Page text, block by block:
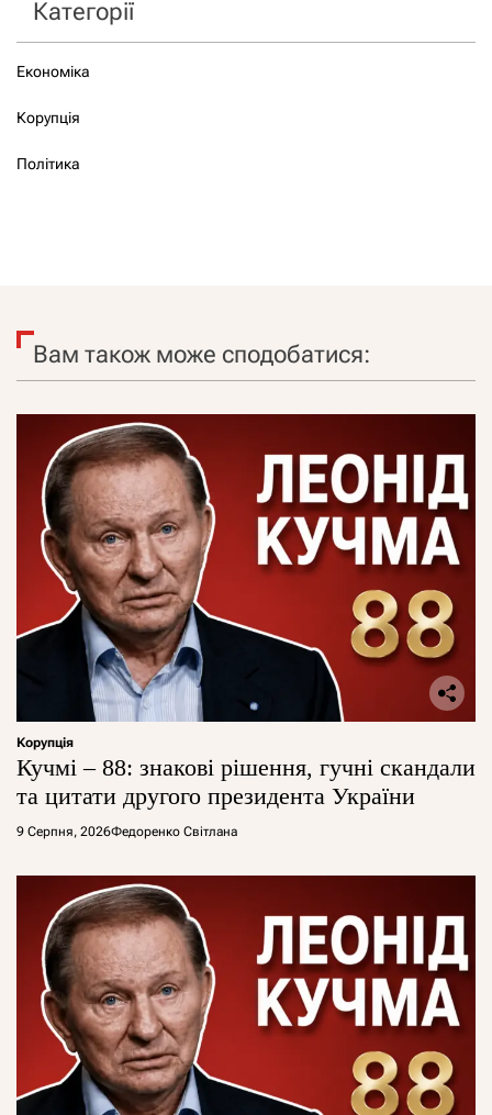
Категорії
Економіка
Корупція
Політика
Вам також може сподобатися:
Корупція
Кучмі – 88: знакові рішення, гучні скандали
та цитати другого президента України
9 Серпня, 2026Федоренко Світлана